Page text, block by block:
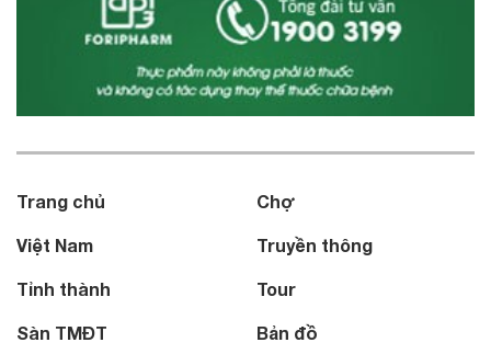
Trang chủ
Việt Nam
Tỉnh thành
Sàn TMĐT
Chợ
Truyền thông
Tour
Bản đồ